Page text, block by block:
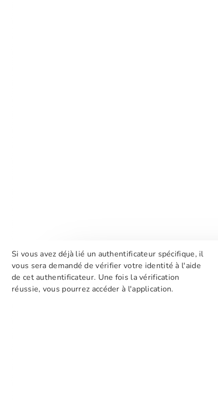
Si vous avez déjà lié un authentificateur spécifique, il
vous sera demandé de vérifier votre identité à l'aide
de cet authentificateur. Une fois la vérification
réussie, vous pourrez accéder à l'application.